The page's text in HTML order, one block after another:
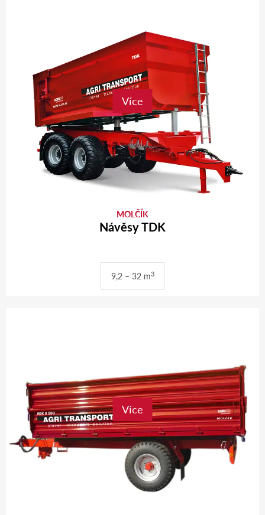
Více
MOLČÍK
Návěsy TDK
9,2 – 32 m3
Více